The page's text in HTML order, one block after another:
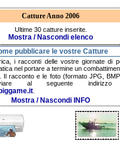
Catture Anno 2006
Ultime 30 catture inserite.
Mostra / Nascondi elenco
pubblicare le vostre Catture
i racconti delle vostre giornate di
nel portare a termine un
Il racconto e le foto (formato JPG,
al seguente indirizzo
Mostra / Nascondi INFO